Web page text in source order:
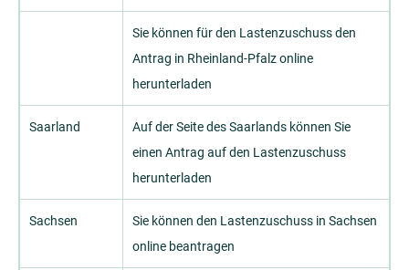
Sie können für den Lastenzuschuss den
Antrag in Rheinland-Pfalz online
herunterladen
Saarland
Auf der Seite des Saarlands können Sie
einen Antrag auf den Lastenzuschuss
herunterladen
Sachsen
Sie können den Lastenzuschuss in Sachsen
online beantragen